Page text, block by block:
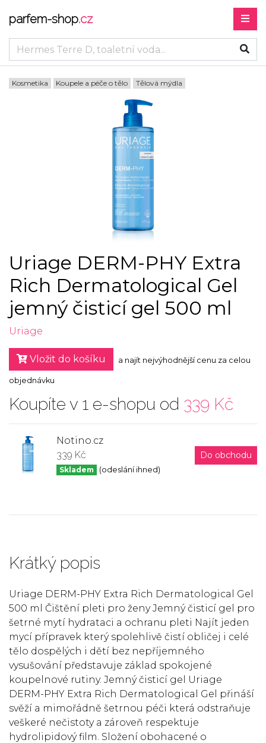
parfem-shop.cz
Kosmetika Koupele a péče o tělo Tělová mýdla
Uriage DERM-PHY Extra
Rich Dermatological Gel
jemný čisticí gel 500 ml
Uriage
Vložit do košíku a najít nejvýhodnější cenu za celou
objednávku
Koupíte v 1 e-shopu od 339 Kč
Notino.cz
339 Kč
Skladem (odeslání ihned)
Do obchodu
Krátký popis
Uriage DERM-PHY Extra Rich Dermatological Gel
500 ml Čištění pleti pro ženy Jemný čisticí gel pro
šetrné mytí hydrataci a ochranu pleti Najít jeden
mycí přípravek který spolehlivě čistí obličej i celé
tělo dospělých i dětí bez nepříjemného
vysušování představuje základ spokojené
koupelnové rutiny. Jemný čisticí gel Uriage
DERM-PHY Extra Rich Dermatological Gel přináší
svěží a mimořádně šetrnou péči která odstraňuje
veškeré nečistoty a zároveň respektuje
hydrolipidový film. Složení obohacené o